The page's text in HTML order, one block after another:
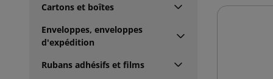
Cartons et boîtes
Enveloppes, enveloppes
d'expédition
Rubans adhésifs et films